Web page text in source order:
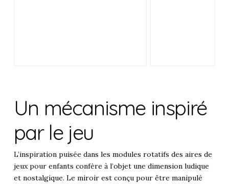
Un mécanisme inspiré
par le jeu
L’inspiration puisée dans les modules rotatifs des aires de
jeux pour enfants confère à l’objet une dimension ludique
et nostalgique. Le miroir est conçu pour être manipulé